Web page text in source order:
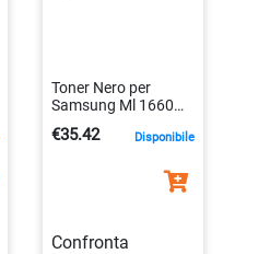
Toner Nero per
Samsung Ml 1660
3112539604097
€35.42 Disponibile
Confronta